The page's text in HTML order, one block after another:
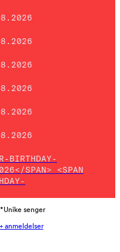
BIRTHDAY-
SPAN> <SPAN
Unike senger
anmeldelser